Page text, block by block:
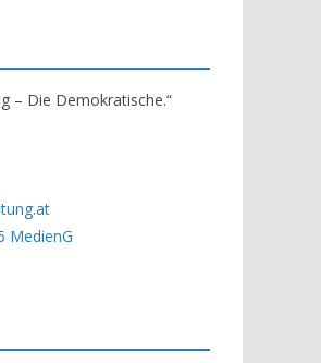
– Die Demokratische.“
MedienG